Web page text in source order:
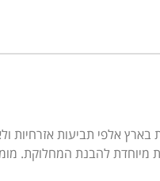
אלפי תביעות אזרחיות
מיוחדת להבנת המחלוקת.